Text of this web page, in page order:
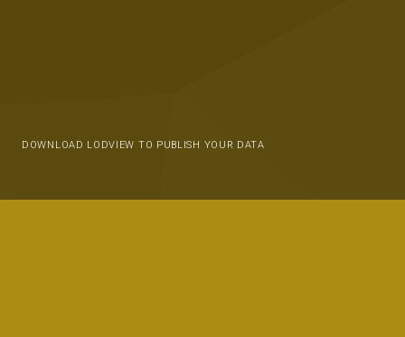
DOWNLOAD LODVIEW TO PUBLISH YOUR DATA